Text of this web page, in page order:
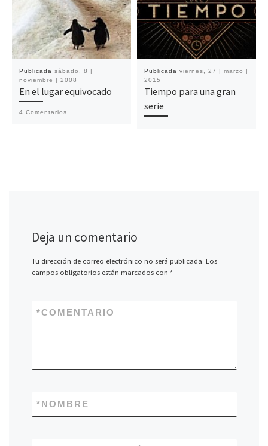
Publicada sábado, 8 |
noviembre | 2008
En el lugar equivocado
4 Comentarios
Publicada viernes, 27 | marzo |
2015
Tiempo para una gran
serie
Deja un comentario
Tu dirección de correo electrónico no será publicada. Los
campos obligatorios están marcados con *
COMENTARIO
*
NOMBRE
*